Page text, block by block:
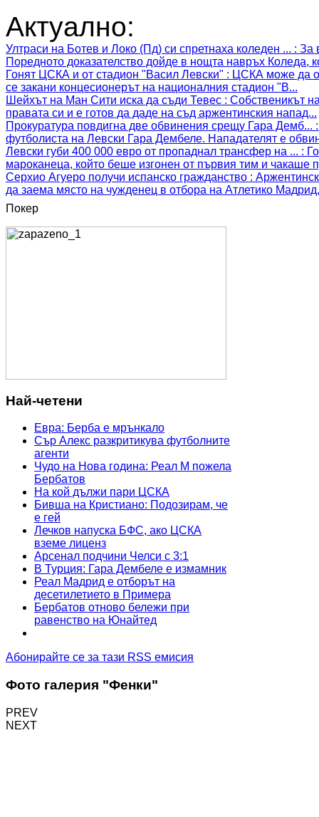
Актуално:
Ултраси на Ботев и Локо (Пд) си спретнаха коледен ... : За
Поредното доказателство дойде в нощта навръх Коледа,
Гонят ЦСКА и от стадион "Васил Левски" : ЦСКА може да
се закани концесионерът на националния стадион "В...
Шейхът на Ман Сити иска да съди Тевес : Собственикът
правата си и е готов да даде на съд аржентинския напад...
Прокуратура повдигна две обвинения срещу Гара Демб...
футболиста на Левски Гара Дембеле. Нападателят е
Левски губи 400 000 евро от пропаднал трансфер на ... :
мароканеца, който беше изгонен от първия тим и чакаше
Серхио Агуеро получи испанско гражданство :
да заема място на чужденец в отбора на Атлетико
Покер
Най-четени
Евра: Берба е мрънкало
Сър Алекс разкритикува футболните
агенти
Чудо на Нова година: Реал М пожела
Бербатов
На кой дължи пари ЦСКА
Бивша на Кристиано: Подозирам, че
е гей
Лечков напуска БФС, ако ЦСКА
вземе лиценз
Арсенал подчини Челси с 3:1
В Турция: Гара Дембеле е измамник
Реал Мадрид е отборът на
десетилетието в Примера
Бербатов отново бележи при
равенство на Юнайтед
Абонирайте се за тази RSS емисия
Фото галерия "Фенки"
PREV
NEXT